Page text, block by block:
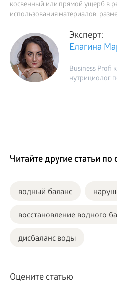
косвенный или прямой ущерб в
использования материалов,
Эксперт:
Елагина
Business Profi
нутрициолог
Читайте другие статьи
водный баланс
восстановление водного
дисбаланс воды
Оцените статью